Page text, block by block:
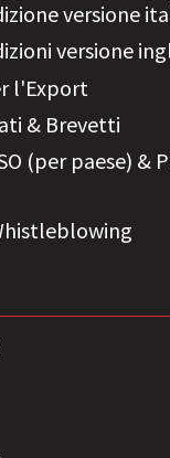
versione
versione
l'Export
& Brevetti
(per paese) &